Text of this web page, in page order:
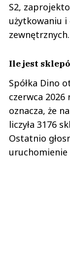
S2,
użytkowaniu i
zewnętrznych.
Ile jest
Spółka Dino
czerwca 2026
oznacza, że
liczyła 3176
Ostatnio
uruchomienie